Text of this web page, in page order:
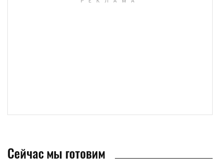
Сейчас мы готовим